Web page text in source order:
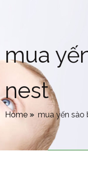
mua
nest
Home » mua yến sào